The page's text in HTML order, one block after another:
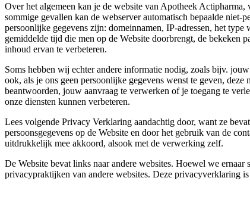
Over het algemeen kan je de website van Apotheek
sommige gevallen kan de webserver automatisch bepaalde
persoonlijke gegevens zijn: domeinnamen, IP-adressen, het
gemiddelde tijd die men op de Website doorbrengt, de bekeken
inhoud ervan te verbeteren.
Soms hebben wij echter andere informatie nodig, zoals bijv.
ook, als je ons geen persoonlijke gegevens wenst te geven,
beantwoorden, jouw aanvraag te verwerken of je toegang te
onze diensten kunnen verbeteren.
Lees volgende Privacy Verklaring aandachtig door, want ze
persoonsgegevens op de Website en door het gebruik van de
uitdrukkelijk mee akkoord, alsook met de verwerking zelf.
De Website bevat links naar andere websites. Hoewel we
privacypraktijken van andere websites. Deze privacyverklaring